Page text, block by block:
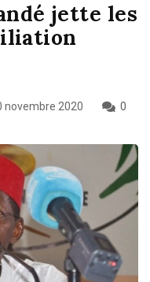
jette les
novembre 2020 0